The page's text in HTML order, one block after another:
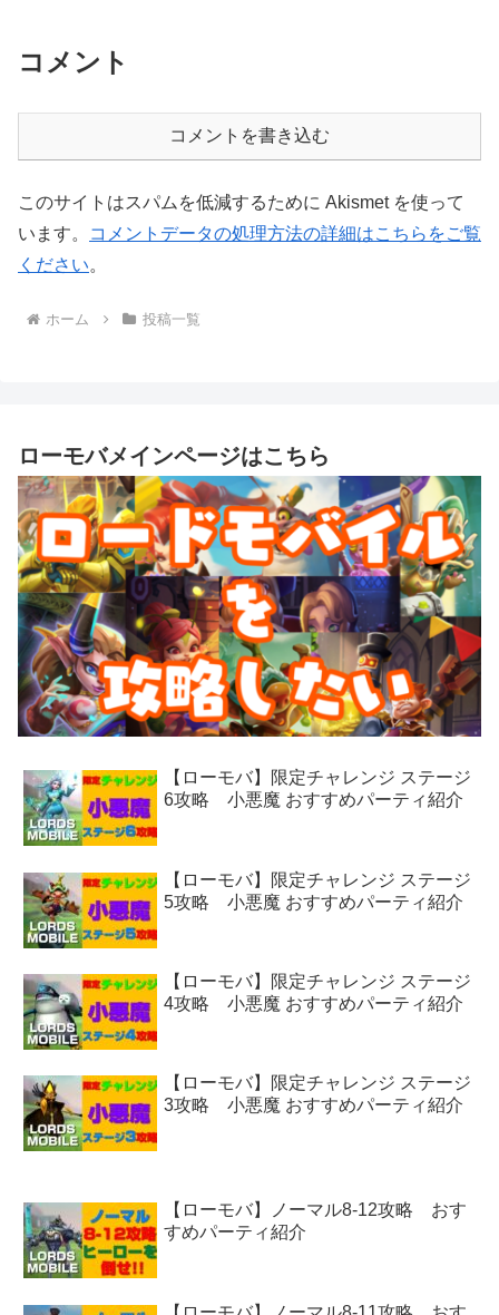
コメント
コメントを書き込む
このサイトはスパムを低減するために Akismet を使って
います。
コメントデータの処理方法の詳細はこちらをご覧
ください。
ホーム 投稿一覧
ローモバメインページはこちら
【ローモバ】限定チャレンジ ステージ
6攻略 小悪魔 おすすめパーティ紹介
【ローモバ】限定チャレンジ ステージ
5攻略 小悪魔 おすすめパーティ紹介
【ローモバ】限定チャレンジ ステージ
4攻略 小悪魔 おすすめパーティ紹介
【ローモバ】限定チャレンジ ステージ
3攻略 小悪魔 おすすめパーティ紹介
【ローモバ】ノーマル8-12攻略 おす
すめパーティ紹介